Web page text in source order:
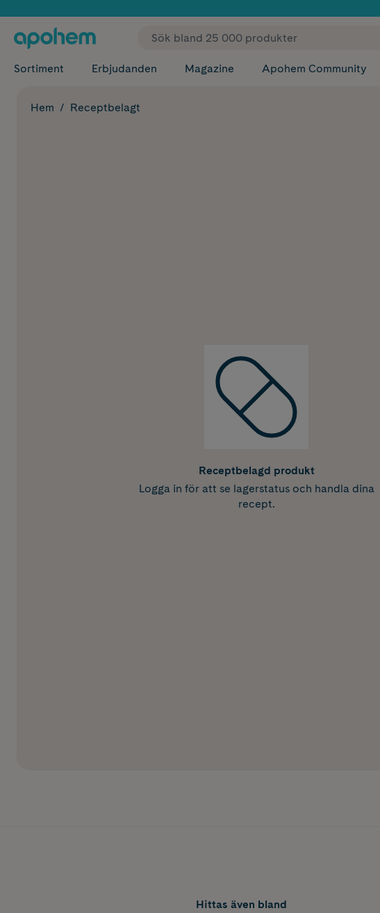
✓ Fri frakt
Sortiment Erbjudanden Magazine Apohem Community
Hem Receptbelagt
Receptbelagd produkt
Logga in för att se lagerstatus och handla dina
recept.
Hittas även bland